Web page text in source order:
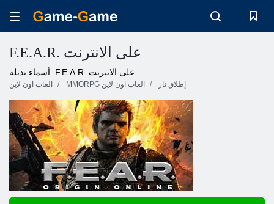
F.E.A.R. على الانترنت
أسماء بديلة: F.E.A.R. على الانترنت
العاب اون لاين MMORPG العاب اون لاين إطلاق نار